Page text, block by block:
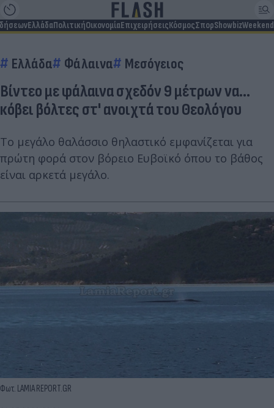
ΕλλάδαΠολιτικήΟικονομίαΕπιχειρήσειςΚόσμοςΣπορShowbizWeekend
Ελλάδα Φάλαινα Μεσόγειος
Βίντεο με φάλαινα σχεδόν 9 μέτρων να...
κόβει βόλτες στ' ανοιχτά του Θεολόγου
Το μεγάλο θαλάσσιο θηλαστικό εμφανίζεται για
πρώτη φορά στον βόρειο Ευβοϊκό όπου το βάθος
είναι αρκετά μεγάλο.
Φωτ. LAMIA REPORT.GR